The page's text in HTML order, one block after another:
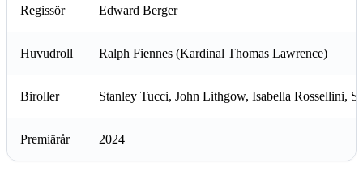
Regissör Edward Berger
Huvudroll Ralph Fiennes (Kardinal Thomas Lawrence)
Biroller Stanley Tucci, John Lithgow, Isabella Rossellini,
Premiärår 2024